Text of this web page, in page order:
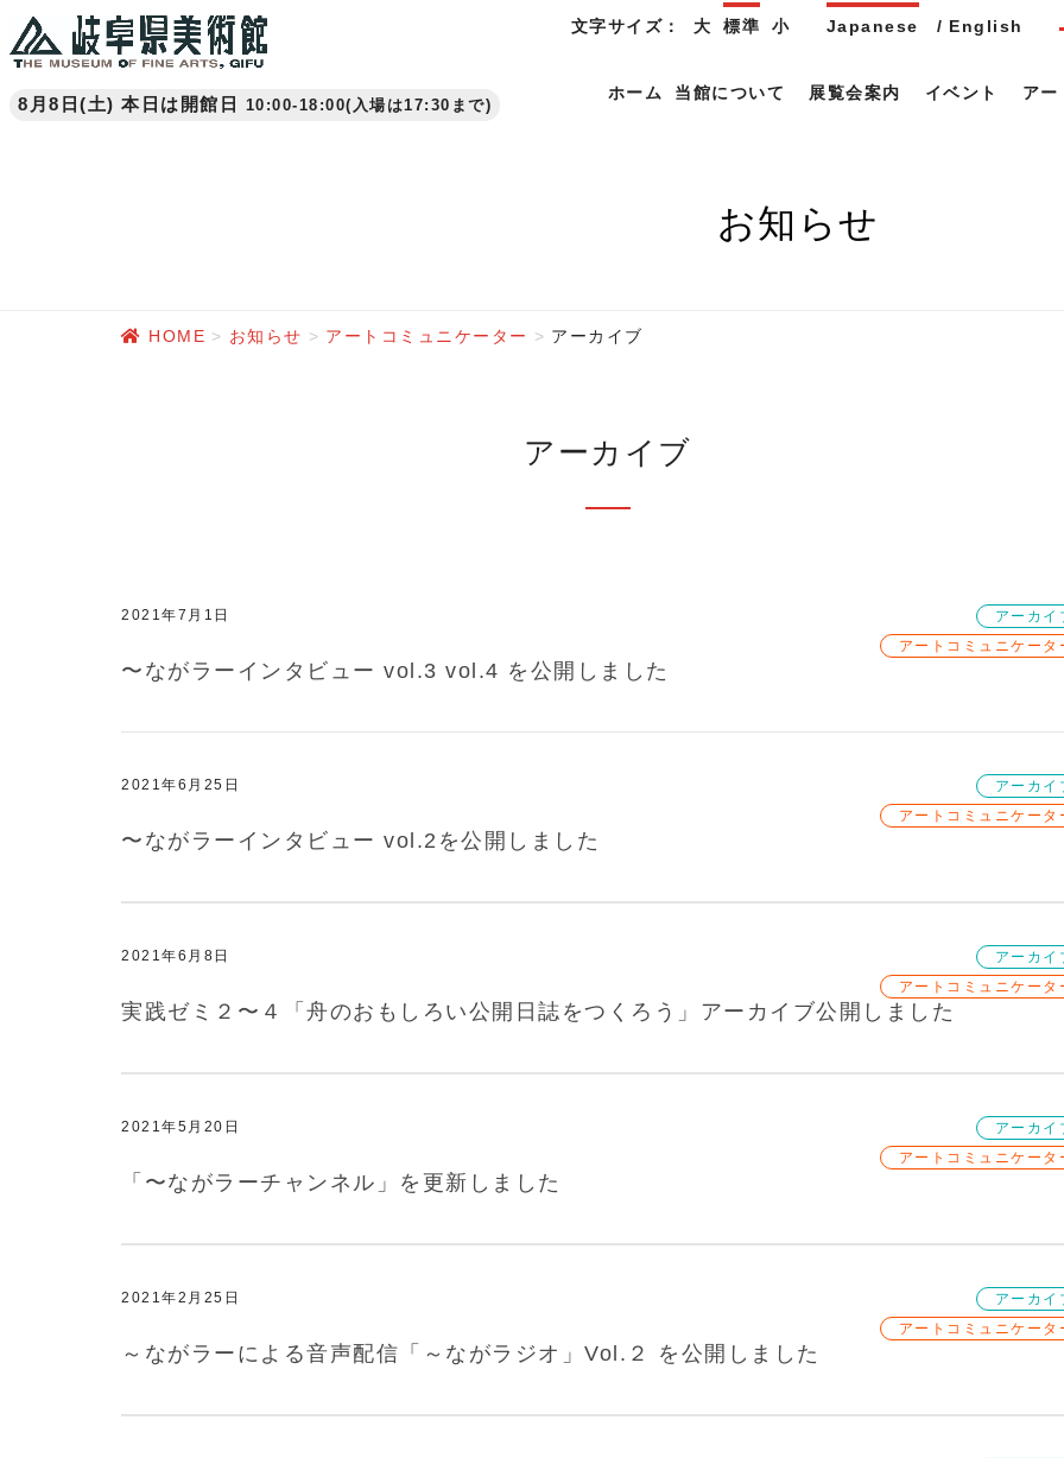
文字サイズ： 大 標準 小 Japanese English
8月8日(土) 本日は開館日 10:00-18:00(入場は17:30まで)
ホーム 当館について 展覧会案内 イベント アー
お知らせ
HOME お知らせ アートコミュニケーター アーカイブ
アーカイブ
2021年7月1日
アーカイ
アートコミュニケータ
〜ながラーインタビュー vol.3 vol.4 を公開しました
2021年6月25日
アーカイ
アートコミュニケータ
〜ながラーインタビュー vol.2を公開しました
2021年6月8日
アーカイ
アートコミュニケータ
実践ゼミ２〜４「舟のおもしろい公開日誌をつくろう」アーカイブ公開しました
2021年5月20日
アーカイ
アートコミュニケータ
「〜ながラーチャンネル」を更新しました
2021年2月25日
アーカイ
アートコミュニケータ
～ながラーによる音声配信「～ながラジオ」Vol.２ を公開しました